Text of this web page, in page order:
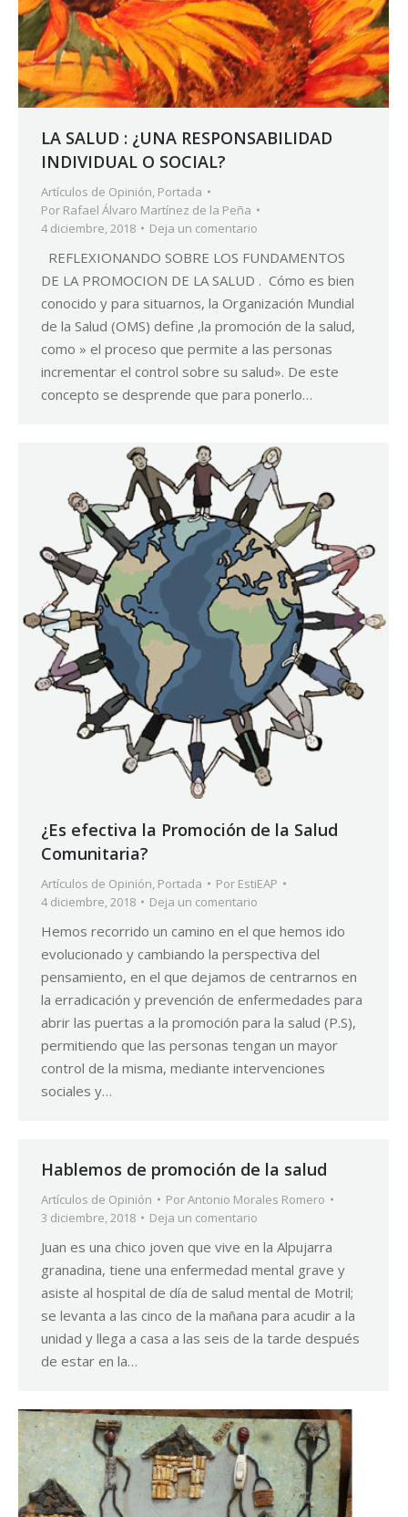
LA SALUD : ¿UNA RESPONSABILIDAD
INDIVIDUAL O SOCIAL?
Artículos de Opinión, Portada
Por Rafael Álvaro Martínez de la Peña
4 diciembre, 2018
Deja un comentario
REFLEXIONANDO SOBRE LOS FUNDAMENTOS
DE LA PROMOCION DE LA SALUD . Cómo es bien
conocido y para situarnos, la Organización Mundial
de la Salud (OMS) define ,la promoción de la salud,
como » el proceso que permite a las personas
incrementar el control sobre su salud». De este
concepto se desprende que para ponerlo…
¿Es efectiva la Promoción de la Salud
Comunitaria?
Artículos de Opinión, Portada Por EstiEAP
4 diciembre, 2018
Deja un comentario
Hemos recorrido un camino en el que hemos ido
evolucionado y cambiando la perspectiva del
pensamiento, en el que dejamos de centrarnos en
la erradicación y prevención de enfermedades para
abrir las puertas a la promoción para la salud (P.S),
permitiendo que las personas tengan un mayor
control de la misma, mediante intervenciones
sociales y…
Hablemos de promoción de la salud
Artículos de Opinión PorAntonio Morales Romero
3 diciembre, 2018
Deja un comentario
Juan es una chico joven que vive en la Alpujarra
granadina, tiene una enfermedad mental grave y
asiste al hospital de día de salud mental de Motril;
se levanta a las cinco de la mañana para acudir a la
unidad y llega a casa a las seis de la tarde después
de estar en la…